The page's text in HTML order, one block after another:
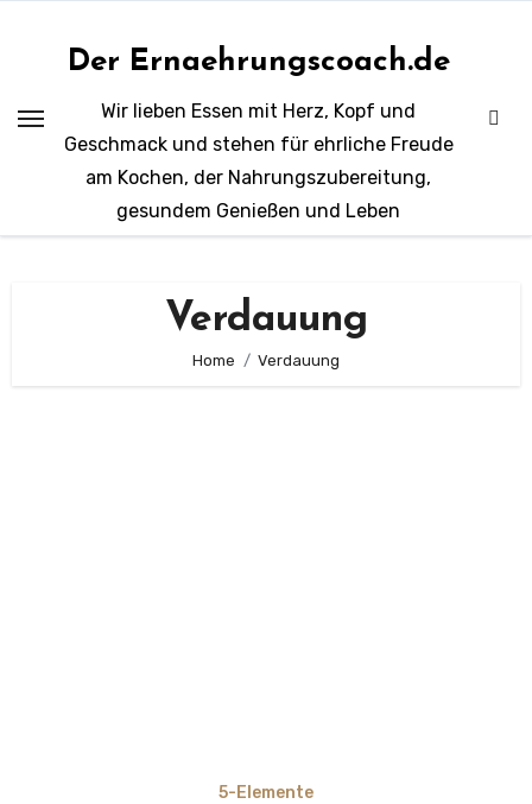
Der Ernaehrungscoach.de
Wir lieben Essen mit Herz, Kopf und
Geschmack und stehen für ehrliche Freude
am Kochen, der Nahrungszubereitung,
gesundem Genießen und Leben
Verdauung
Home Verdauung
5-Elemente